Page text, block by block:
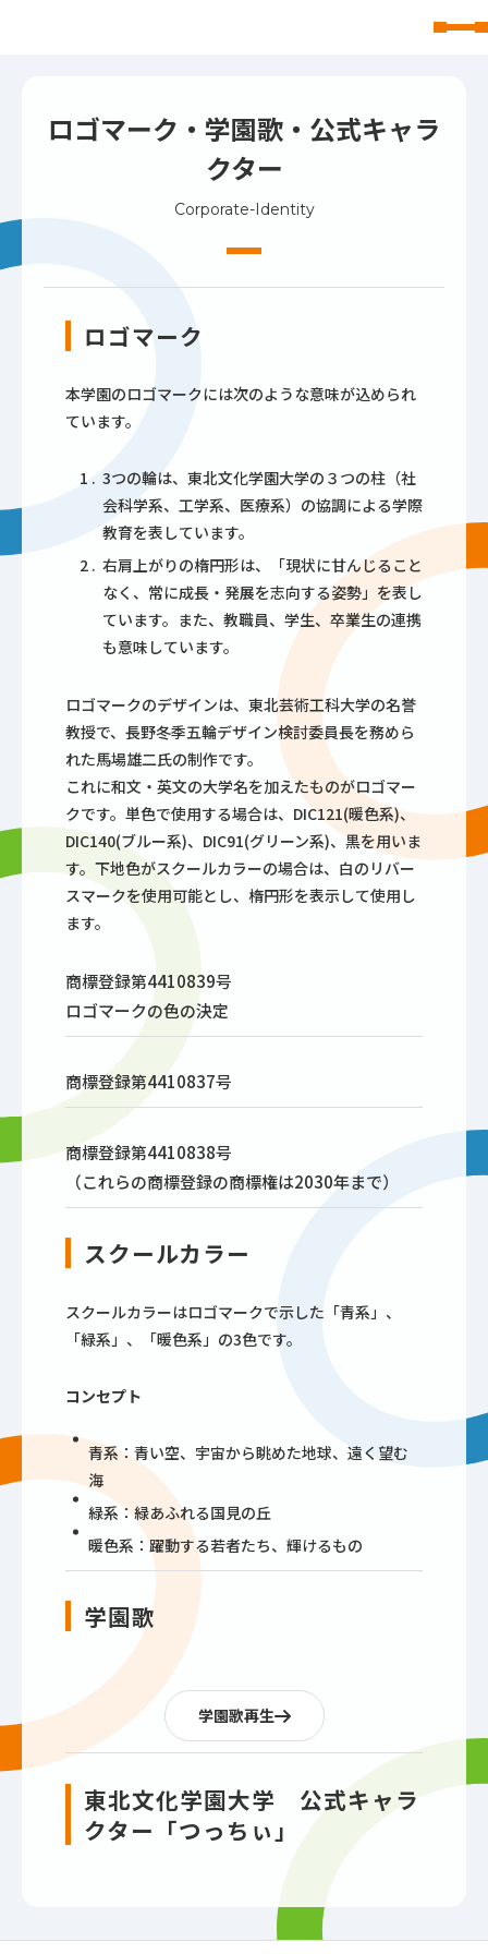
ロゴマーク・学園歌・公式キャラ
クター
Corporate-Identity
ロゴマーク
本学園のロゴマークには次のような意味が込められ
ています。
3つの輪は、東北文化学園大学の３つの柱（社
会科学系、工学系、医療系）の協調による学際
教育を表しています。
右肩上がりの楕円形は、「現状に甘んじること
なく、常に成長・発展を志向する姿勢」を表し
ています。また、教職員、学生、卒業生の連携
も意味しています。
ロゴマークのデザインは、東北芸術工科大学の名誉
教授で、長野冬季五輪デザイン検討委員長を務めら
れた馬場雄二氏の制作です。
これに和文・英文の大学名を加えたものがロゴマー
クです。単色で使用する場合は、DIC121(暖色系)、
DIC140(ブルー系)、DIC91(グリーン系)、黒を用いま
す。下地色がスクールカラーの場合は、白のリバー
スマークを使用可能とし、楕円形を表示して使用し
ます。
商標登録第4410839号
ロゴマークの色の決定
商標登録第4410837号
商標登録第4410838号
（これらの商標登録の商標権は2030年まで）
スクールカラー
スクールカラーはロゴマークで示した「青系」、
「緑系」、「暖色系」の3色です。
コンセプト
青系：青い空、宇宙から眺めた地球、遠く望む
海
緑系：緑あふれる国見の丘
暖色系：躍動する若者たち、輝けるもの
学園歌
学園歌再生
東北文化学園大学 公式キャラ
クター「つっちぃ」